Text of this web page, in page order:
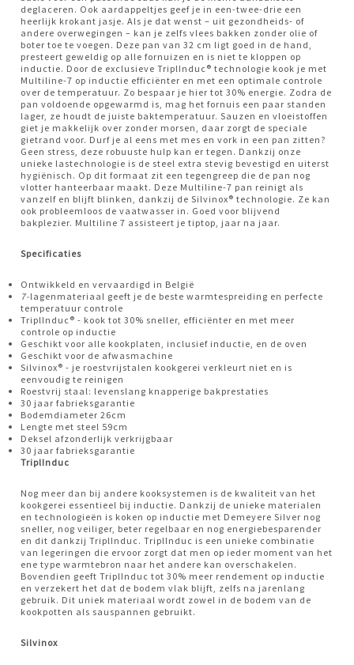
deglaceren. Ook aardappeltjes geef je in een-twee-drie een
heerlijk krokant jasje. Als je dat wenst – uit gezondheids- of
andere overwegingen – kan je zelfs vlees bakken zonder olie of
boter toe te voegen. Deze pan van 32 cm ligt goed in de hand,
presteert geweldig op alle fornuizen en is niet te kloppen op
inductie. Door de exclusieve TriplInduc® technologie kook je met
Multiline-7 op inductie efficiënter en met een optimale controle
over de temperatuur. Zo bespaar je hier tot 30% energie. Zodra de
pan voldoende opgewarmd is, mag het fornuis een paar standen
lager, ze houdt de juiste baktemperatuur. Sauzen en vloeistoffen
giet je makkelijk over zonder morsen, daar zorgt de speciale
gietrand voor. Durf je al eens met mes en vork in een pan zitten?
Geen stress, deze robuuste hulp kan er tegen. Dankzij onze
unieke lastechnologie is de steel extra stevig bevestigd en uiterst
hygiënisch. Op dit formaat zit een tegengreep die de pan nog
vlotter hanteerbaar maakt. Deze Multiline-7 pan reinigt als
vanzelf en blijft blinken, dankzij de Silvinox® technologie. Ze kan
ook probleemloos de vaatwasser in. Goed voor blijvend
bakplezier. Multiline 7 assisteert je tiptop, jaar na jaar.
Specificaties
Ontwikkeld en vervaardigd in België
7-lagenmateriaal geeft je de beste warmtespreiding en perfecte
temperatuur controle
TriplInduc® - kook tot 30% sneller, efficiënter en met meer
controle op inductie
Geschikt voor alle kookplaten, inclusief inductie, en de oven
Geschikt voor de afwasmachine
Silvinox® - je roestvrijstalen kookgerei verkleurt niet en is
eenvoudig te reinigen
Roestvrij staal: levenslang knapperige bakprestaties
30 jaar fabrieksgarantie
Bodemdiameter 26cm
Lengte met steel 59cm
Deksel afzonderlijk verkrijgbaar
30 jaar fabrieksgarantie
TriplInduc
Nog meer dan bij andere kooksystemen is de kwaliteit van het
kookgerei essentieel bij inductie. Dankzij de unieke materialen
entechnologieën is koken op inductie met Demeyere Silver nog
sneller, nog veiliger, beter regelbaar en nog energiebesparender
en dit dankzij TriplInduc. TriplInduc is een unieke combinatie
van legeringen die ervoor zorgt dat men op ieder moment van het
ene type warmtebron naar het andere kan overschakelen.
Bovendien geeft TriplInduc tot 30% meer rendement op inductie
en verzekert het dat de bodem vlak blijft, zelfs na jarenlang
gebruik. Dit uniek materiaal wordt zowel in de bodem van de
kookpotten als sauspannen gebruikt.
Silvinox